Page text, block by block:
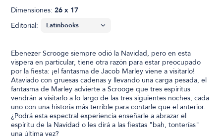
Dimensiones:26 x 17
Editorial:
Ebenezer Scrooge siempre odió la Navidad, pero en esta
víspera en particular, tiene otra razón para estar preocupado
por la fiesta: ¡el fantasma de Jacob Marley viene a visitarlo!
Ataviado con gruesas cadenas y llevando una carga pesada, el
fantasma de Marley advierte a Scrooge que tres espíritus
vendrán a visitarlo a lo largo de las tres siguientes noches, cada
uno con una historia más terrible para contarle que el anterior.
¿Podrá esta espectral experiencia enseñarle a abrazar el
espíritu de la Navidad o les dirá a las fiestas "bah, tonterías"
una última vez?